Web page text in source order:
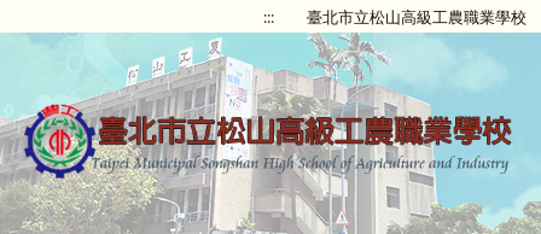
::: 臺北市立松山高級工農職業學校